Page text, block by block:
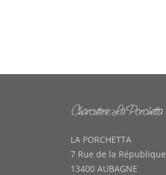
LA PORCHETTA
7 Rue de la République
13400 AUBAGNE